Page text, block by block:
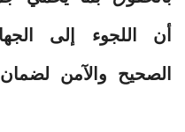
أن اللجوء إلى
الصحيح والآمن